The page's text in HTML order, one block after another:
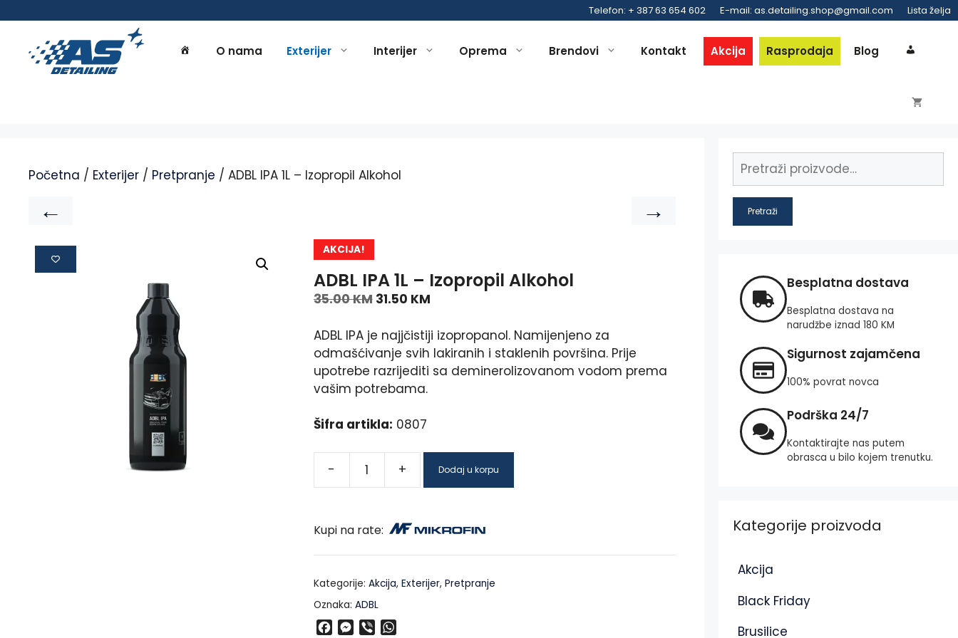
Telefon: + 387 63 654 602 E-mail: as.detailing.shop@gmail.com Lista želja
O nama Exterijer Interijer Oprema Brendovi Kontakt Akcija Rasprodaja Blog
Početna / Exterijer / Pretpranje / ADBL IPA 1L – Izopropil Alkohol
← →
AKCIJA!
ADBL IPA 1L – Izopropil Alkohol
35.00KM 31.50 KM
ADBL IPA je najjčistiji izopropanol. Namijenjeno za
odmašćivanje svih lakiranih i staklenih površina. Prije
upotrebe razrijediti sa deminerolizovanom vodom prema
vašim potrebama.
Šifra artikla: 0807
- + Dodaj u korpu
Kupi na rate:
Kategorije: Akcija, Exterijer, Pretpranje
Oznaka: ADBL
M
Pretraži
Besplatna dostava
Besplatna dostava na
narudžbe iznad 180 KM
Sigurnost zajamčena
100% povrat novca
Podrška 24/7
Kontaktirajte nas putem
obrasca u bilo kojem trenutku.
Kategorije proizvoda
Akcija
Black Friday
Brusilice